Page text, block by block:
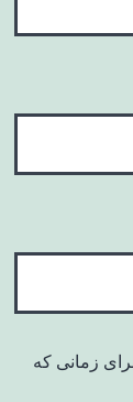
زمانی که